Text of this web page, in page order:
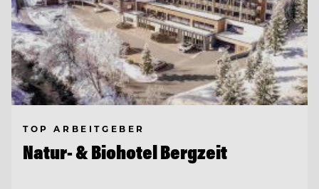
TOP ARBEITGEBER
Natur- & Biohotel Bergzeit